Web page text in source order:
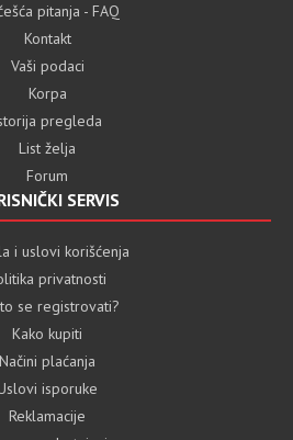
pitanja - FAQ
Kontakt
Vaši podaci
Korpa
pregleda
List želja
Forum
SERVIS
i uslovi korišćenja
privatnosti
se registrovati?
Kako kupiti
Načini plaćanja
isporuke
Reklamacije